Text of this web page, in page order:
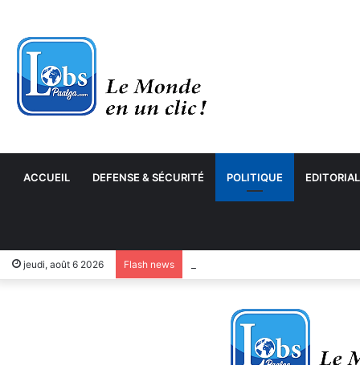
ACCUEIL DEFENSE & SÉCURITÉ POLITIQUE EDITORIAL
jeudi, août 6 2026 Flash news